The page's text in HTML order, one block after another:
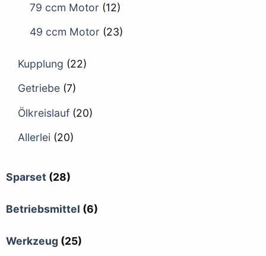
79 ccm Motor (12)
49 ccm Motor (23)
Kupplung (22)
Getriebe (7)
Ölkreislauf (20)
Allerlei (20)
Sparset (28)
Betriebsmittel (6)
Werkzeug (25)